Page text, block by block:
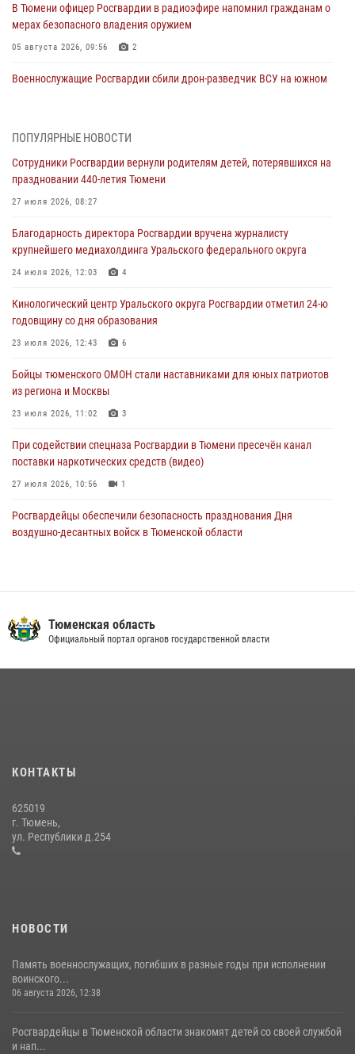
В Тюмени офицер Росгвардии в радиоэфире напомнил гражданам о
мерах безопасного владения оружием
05 августа 2026, 09:56 2
Военнослужащие Росгвардии сбили дрон-разведчик ВСУ на южном
масштабных спортивных событий на Урале
05 августа 2026, 05:22
виновника ДТП
05 августа 2026, 05:15
труженицу тыла из Тюмени
04 августа 2026, 11:07
условиях в Тюменской области (видео)
04 августа 2026, 06:28
ПОПУЛЯРНЫЕ НОВОСТИ
Сотрудники Росгвардии вернули родителям детей, потерявшихся на
праздновании 440-летия Тюмени
27 июля 2026, 08:27
Благодарность директора Росгвардии вручена журналисту
крупнейшего медиахолдинга Уральского федерального округа
24 июля 2026, 12:03 4
Кинологический центр Уральского округа Росгвардии отметил 24-ю
годовщину со дня образования
23 июля 2026, 12:43 6
Бойцы тюменского ОМОН стали наставниками для юных патриотов
из региона и Москвы
23 июля 2026, 11:02 3
При содействии спецназа Росгвардии в Тюмени пресечён канал
поставки наркотических средств (видео)
27 июля 2026, 10:56 1
Росгвардейцы обеспечили безопасность празднования Дня
воздушно-десантных войск в Тюменской области
05 августа 2026, 05:35
Сотрудники тюменского СОБР "Сова" отработали навыки
десантирования на Урале
16 июля 2026, 10:42
Тюменская область
Официальный портал органов государственной власти
КОНТАКТЫ
625019
г. Тюмень,
ул. Республики д.254
НОВОСТИ
Память военнослужащих, погибших в разные годы при исполнении
воинского...
06 августа 2026, 12:38
Росгвардейцы в Тюменской области знакомят детей со своей службой
и нап...